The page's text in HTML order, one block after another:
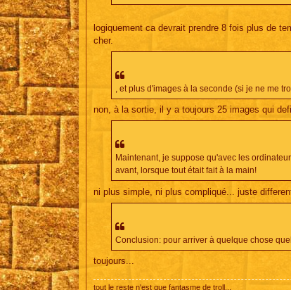
logiquement ca devrait prendre 8 fois plus de
cher.
, et plus d'images à la seconde (si je ne me
non, à la sortie, il y a toujours 25 images qui
Maintenant, je suppose qu'avec les
avant, lorsque tout était fait à la main!
ni plus simple, ni plus compliqué... juste
Conclusion: pour arriver à quelque chose
toujours...
tout le reste n'est que fantasme de troll...